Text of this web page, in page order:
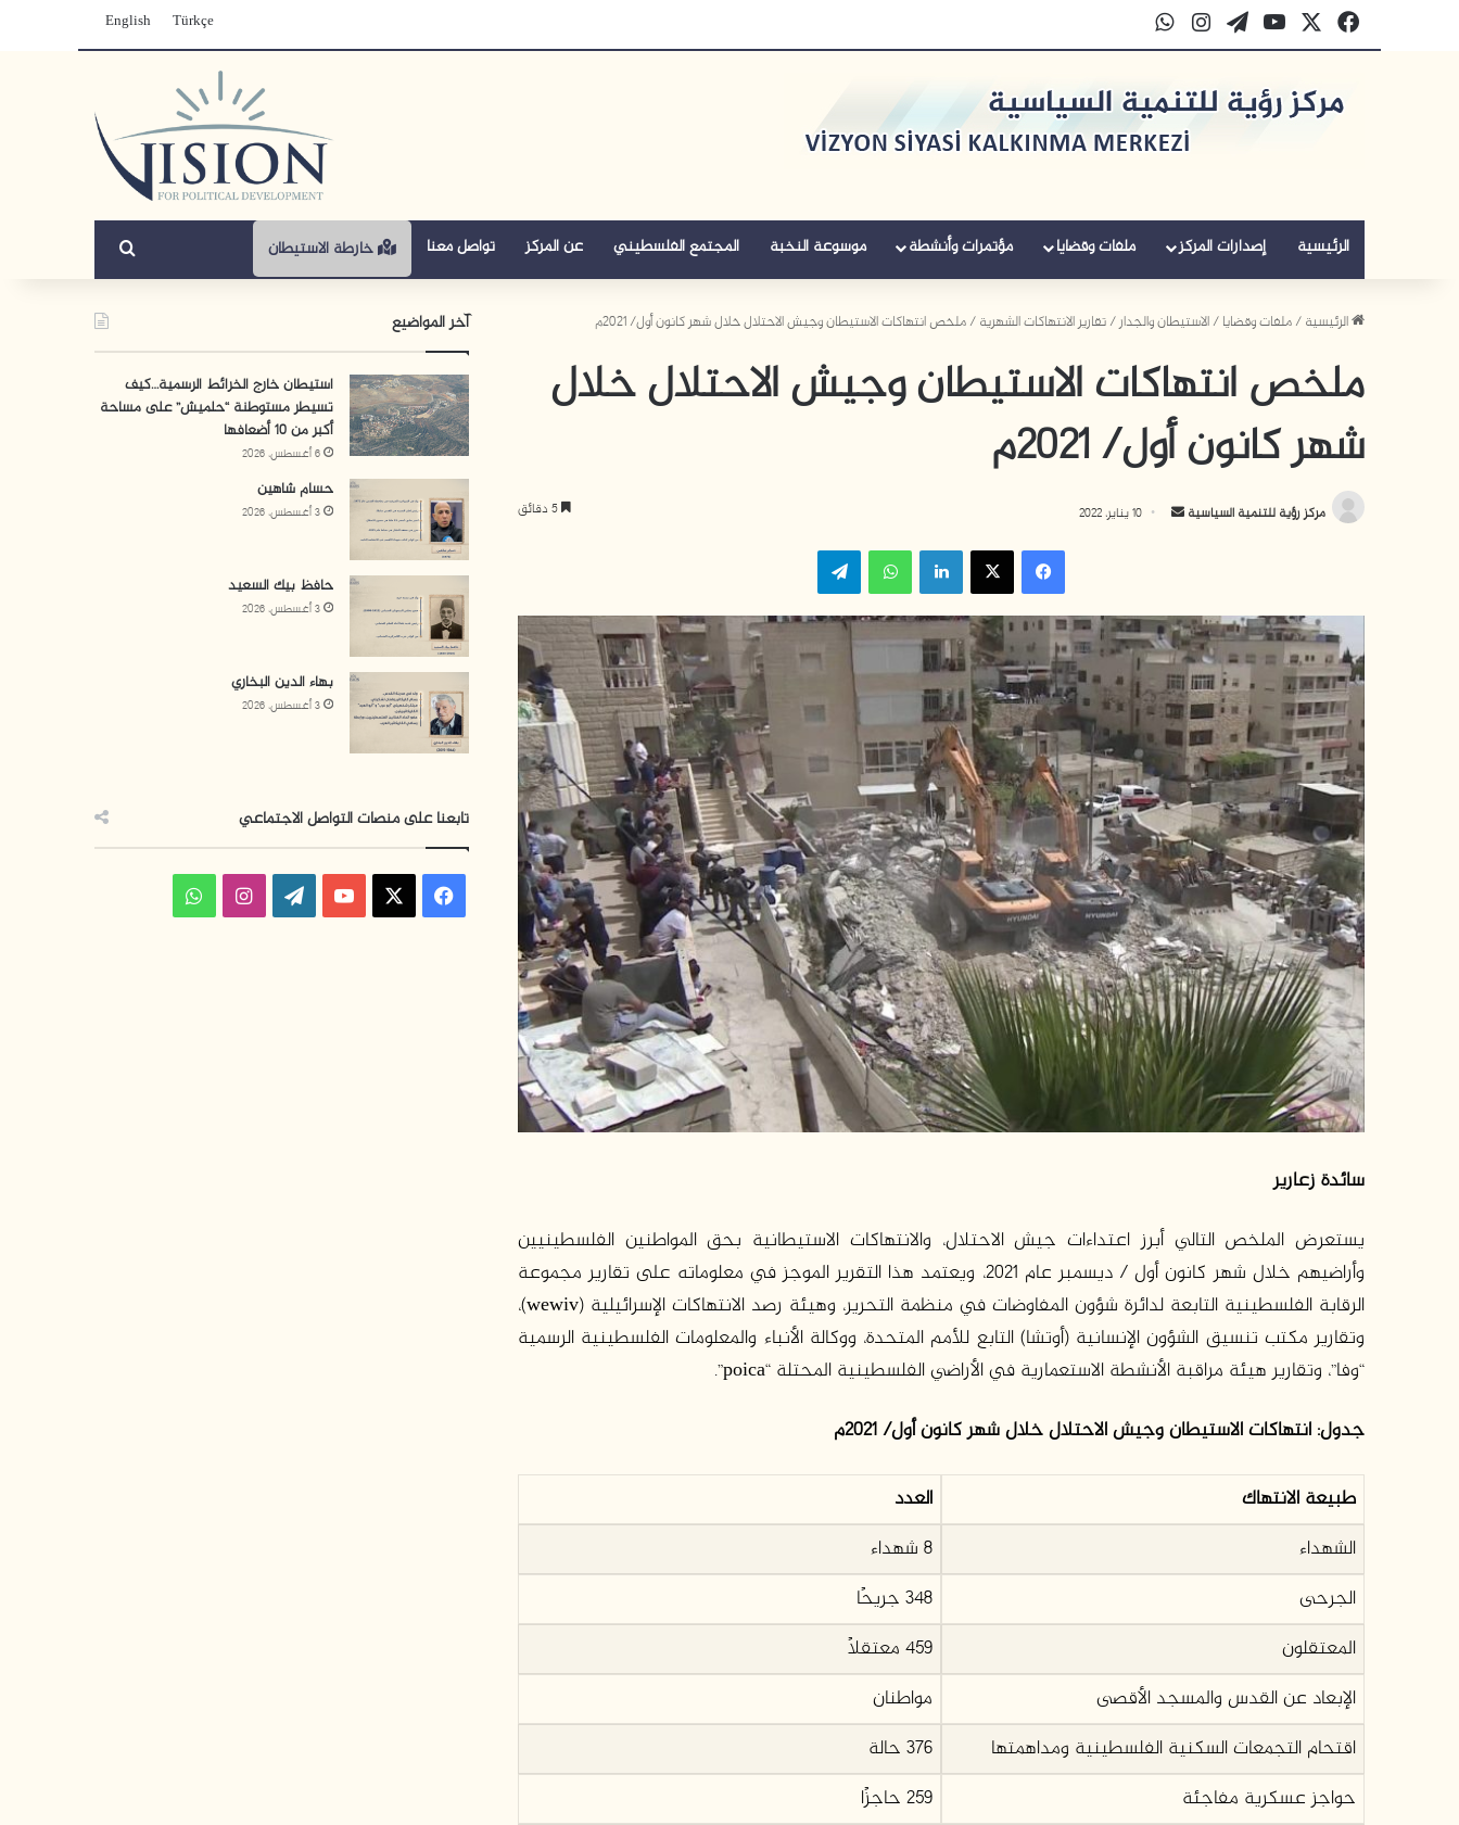
فيسبوك ‫YouTube
‫WordPress
انستقرام Türkçe
English
الرئيسية إصدارات المركز ملفات وقضايا مؤتمرات وأنشطة موسوعة النخبة المجتمع الفلسطيني عن المركز تواصل معنا خارطة الاستيطان
الرئيسية/ملفات وقضايا/الاستيطان والجدار/تقارير الانتهاكات الشهرية/ملخص انتهاكات الاستيطان وجيش الاحتلال خلال شهر كانون أول/ 2021م
ملخص انتهاكات الاستيطان وجيش الاحتلال خلال
شهر كانون أول/ 2021م
مركز رؤية للتنمية السياسية
ب
ر
ي
د
ا
إ
ك
ت
ر
و
ن
ي
ا
10 يناير، 2022
فيسبوك ‫X لينكدإن واتساب
سائدة زعارير
يستعرض الملخص التالي أبرز اعتداءات جيش الاحتلال، والانتهاكات الاستيطانية بحق المواطنين الفلسطينيين
وأراضيهم خلال شهر كانون أول / ديسمبر عام 2021، ويعتمد هذا التقرير الموجز في معلوماته على تقارير مجموعة
الرقابة الفلسطينية التابعة لدائرة شؤون المفاوضات في منظمة التحرير، وهيئة رصد الانتهاكات الإسرائيلية (wewiv)،
وتقارير مكتب تنسيق الشؤون الإنسانية (أوتشا) التابع للأمم المتحدة، ووكالة الأنباء والمعلومات الفلسطينية الرسمية
“وفا”، وتقارير هيئة مراقبة الأنشطة الاستعمارية في الأراضي الفلسطينية المحتلة “poica”.
جدول: انتهاكات الاستيطان وجيش الاحتلال خلال شهر كانون أول/2021م
طبيعة الانتهاك
العدد
الشهداء
8 شهداء
الجرحى
348 جريحًا
المعتقلون
459 معتقلًا
الإبعاد عن القدس والمسجد الأقصى
مواطنان
اقتحام التجمعات السكنية الفلسطينية ومداهمتها
376 حالة
حواجز عسكرية مفاجئة
259 حاجزًا
آخر المواضيع
استيطان خارج الخرائط الرسمية…كيف
تسيطر مستوطنة “حلميش” على مساحة
أكبر من 10 أضعافها
6 أغسطس، 2026
حسام شاهين
3 أغسطس، 2026
حافظ بيك السعيد
3 أغسطس، 2026
بهاء الدين البخاري
3 أغسطس، 2026
تابعنا على منصات التواصل الاجتماعي
ا
و